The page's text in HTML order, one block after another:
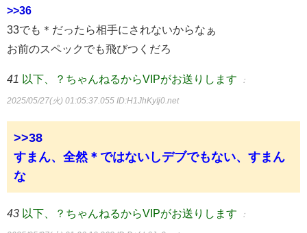
>>36
33でも＊だったら相手にされないからなぁ
お前のスペックでも飛びつくだろ
41 以下、？ちゃんねるからVIPがお送りします ：
2025/05/27(火) 01:05:37.055 ID:H1JhKyIj0.net
>>38
すまん、全然＊ではないしデブでもない、すまん
な
43 以下、？ちゃんねるからVIPがお送りします ：